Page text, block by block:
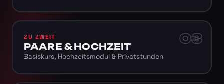
03
ZU ZWEIT
PAARE & HOCHZEIT
Basiskurs, Hochzeitsmodul & Privatstunden